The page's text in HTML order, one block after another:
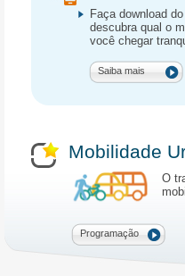
Faça download
descubra qual o
você chegar
Saiba mais
Mobilidade
O
Programação